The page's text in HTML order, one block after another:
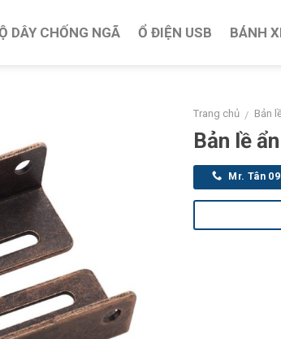
DÂY CHỐNG NGÃ Ổ ĐIỆN USB BÁNH
Trang chủ / Bản
Bản lề
Mr. Tân